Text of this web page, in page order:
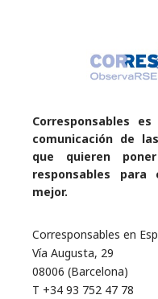
Corresponsables
comunicación de
que quieren
responsables
mejor.
Corresponsables en
Vía Augusta, 29
08006 (Barcelona)
T +34 93 752 47 78